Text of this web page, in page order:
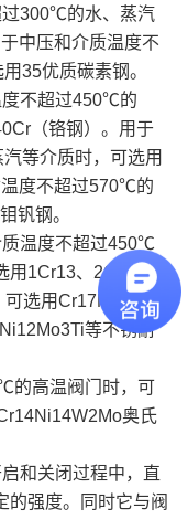
过300℃的水、蒸汽
中压和介质温度不
35优质碳素钢。
度不超过450℃的
（铬钢）。用于
等介质时，可选用
度不超过570℃的
钒钢。
质温度不超过450℃
用1Cr13、2Cr13、
选用Cr17Ni2、
等不锈耐
的高温阀门时，可
奥氏
和关闭过程中，直
的强度。同时它与阀